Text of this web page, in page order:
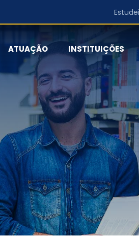
ATUAÇÃO INSTITUIÇÕES